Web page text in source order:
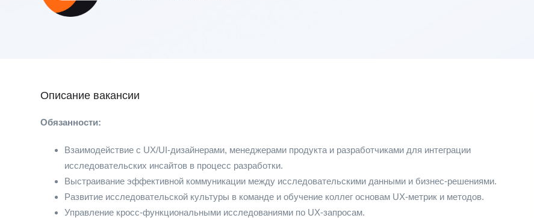
Описание вакансии
Обязанности:
Взаимодействие с UX/UI-дизайнерами, менеджерами продукта и разработчиками для интеграции
исследовательских инсайтов в процесс разработки.
Выстраивание эффективной коммуникации между исследовательскими данными и бизнес-решениями.
Развитие исследовательской культуры в команде и обучение коллег основам UX-метрик и методов.
Управление кросс-функциональными исследованиями по UX-запросам.